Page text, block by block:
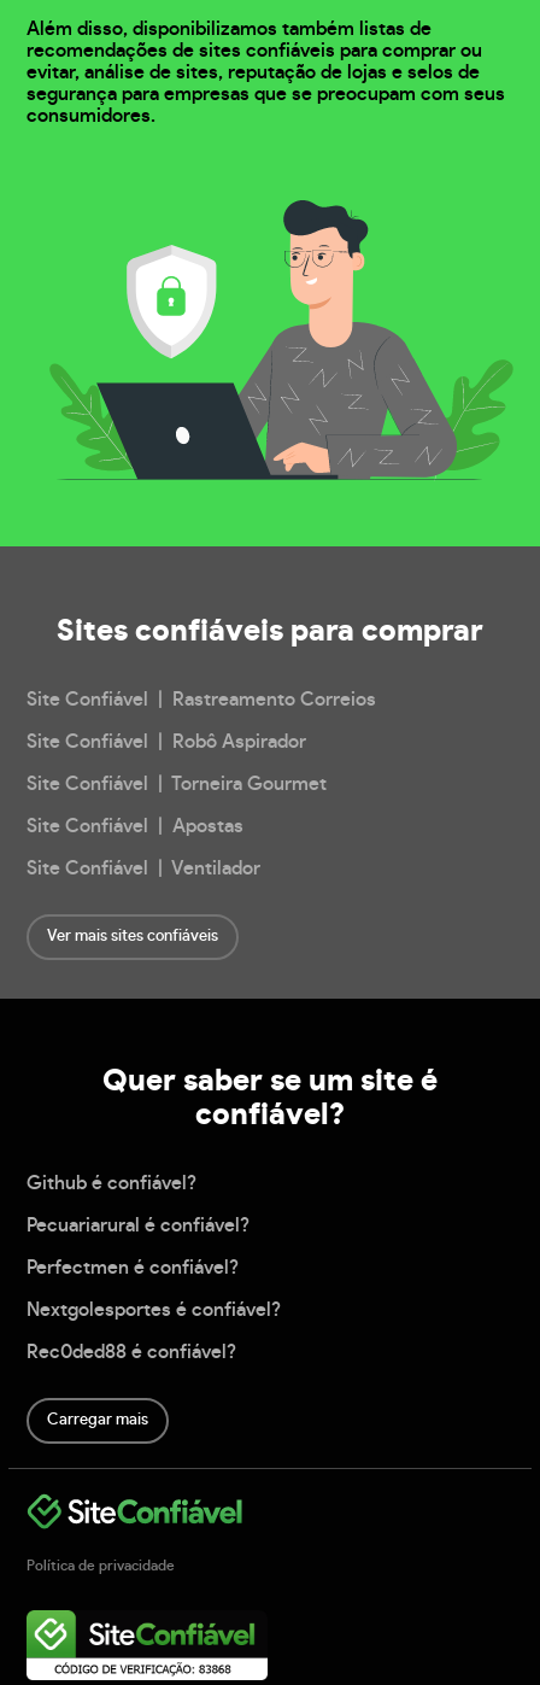
Além disso, disponibilizamos também listas de
recomendações de sites confiáveis para comprar ou
evitar, análise de sites, reputação de lojas e selos de
segurança para empresas que se preocupam com seus
consumidores.
Sites confiáveis para comprar
Site Confiável | Rastreamento Correios
Site Confiável | Robô Aspirador
Site Confiável | Torneira Gourmet
Site Confiável | Apostas
Site Confiável | Ventilador
Ver mais sites confiáveis
Quer saber se um site é
confiável?
Github é confiável?
Pecuariarural é confiável?
Perfectmen é confiável?
Nextgolesportes é confiável?
Rec0ded88 é confiável?
Carregar mais
Política de privacidade